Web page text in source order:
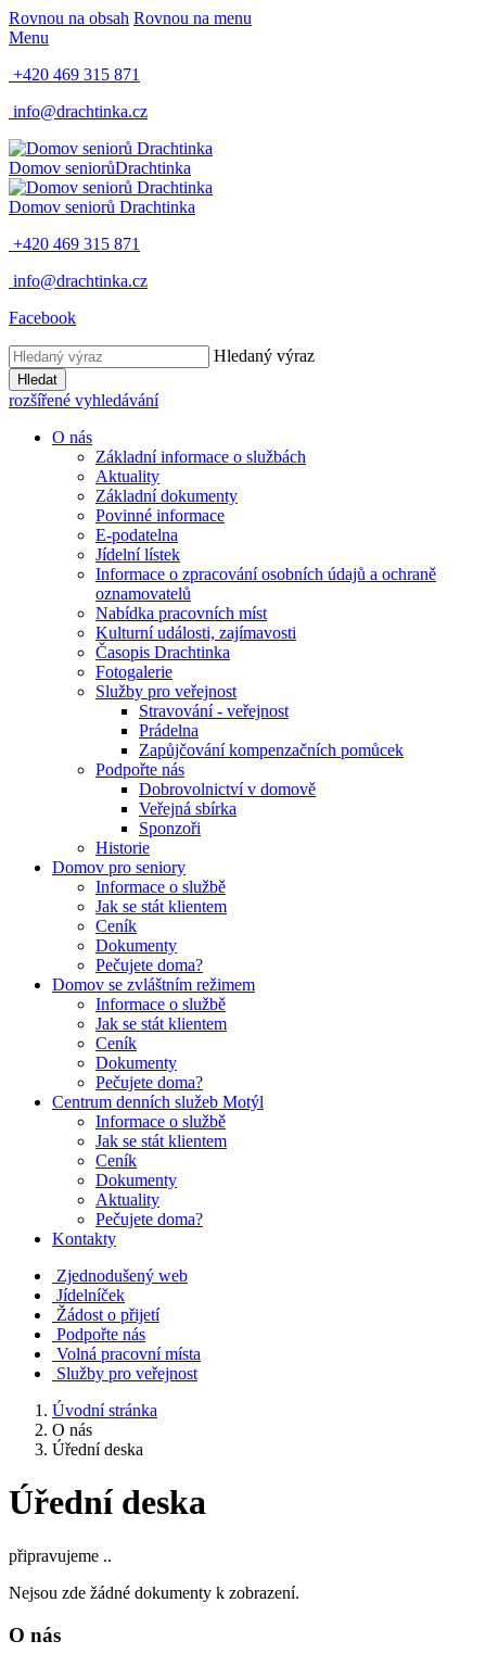
Rovnou na obsah Rovnou na menu
Menu
+420 469 315 871
info@drachtinka.cz
Domov seniorůDrachtinka
Domov seniorů Drachtinka
+420 469 315 871
info@drachtinka.cz
Facebook
Hledaný výraz
Hledat
rozšířené vyhledávání
O nás
Základní informace o službách
Aktuality
Základní dokumenty
Povinné informace
E-podatelna
Jídelní lístek
Informace o zpracování osobních údajů a ochraně
oznamovatelů
Nabídka pracovních míst
Kulturní události, zajímavosti
Časopis Drachtinka
Fotogalerie
Služby pro veřejnost
Stravování - veřejnost
Prádelna
Zapůjčování kompenzačních pomůcek
Podpořte nás
Dobrovolnictví v domově
Veřejná sbírka
Sponzoři
Historie
Domov pro seniory
Informace o službě
Jak se stát klientem
Ceník
Dokumenty
Pečujete doma?
Domov se zvláštním režimem
Informace o službě
Jak se stát klientem
Ceník
Dokumenty
Pečujete doma?
Centrum denních služeb Motýl
Informace o službě
Jak se stát klientem
Ceník
Dokumenty
Aktuality
Pečujete doma?
Kontakty
Zjednodušený web
Jídelníček
Žádost o přijetí
Podpořte nás
Volná pracovní místa
Služby pro veřejnost
Úvodní stránka
O nás
Úřední deska
Úřední deska
připravujeme ..
Nejsou zde žádné dokumenty k zobrazení.
O nás